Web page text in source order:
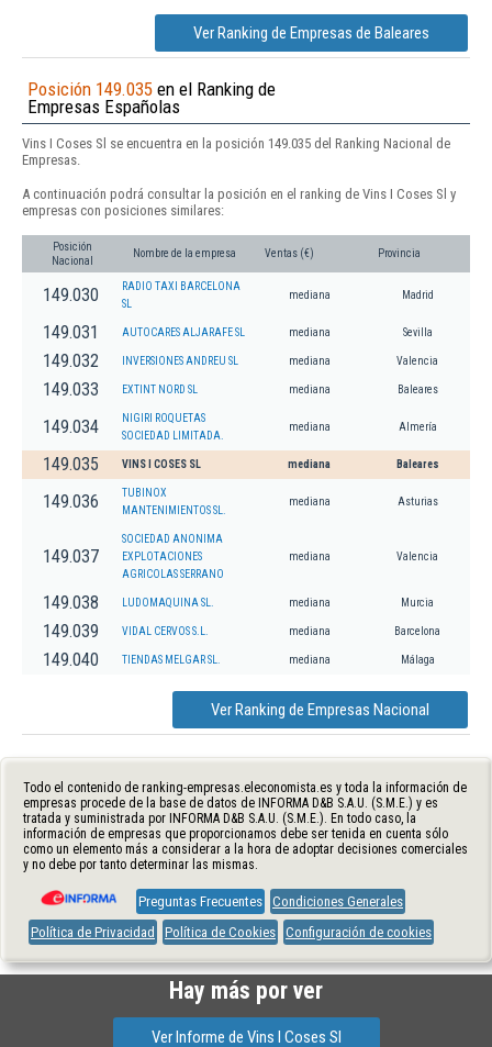
Ver Ranking de Empresas de Baleares
Posición 149.035 en el Ranking de
Empresas Españolas
Vins I Coses Sl se encuentra en la posición 149.035 del Ranking Nacional de
Empresas.
A continuación podrá consultar la posición en el ranking de Vins I Coses Sl y
empresas con posiciones similares:
Posición
Nacional
Nombre de la empresa Ventas (€) Provincia
149.030
RADIO TAXI BARCELONA
SL
mediana Madrid
149.031 AUTOCARES ALJARAFE SL mediana Sevilla
149.032 INVERSIONES ANDREU SL mediana Valencia
149.033 EXTINT NORD SL mediana Baleares
149.034
NIGIRI ROQUETAS
SOCIEDAD LIMITADA.
mediana Almería
149.035 VINS I COSES SL mediana Baleares
149.036
TUBINOX
MANTENIMIENTOS SL.
mediana Asturias
149.037
SOCIEDAD ANONIMA
EXPLOTACIONES
AGRICOLAS SERRANO
mediana Valencia
149.038 LUDOMAQUINA SL. mediana Murcia
149.039 VIDAL CERVOS S.L. mediana Barcelona
149.040 TIENDAS MELGAR SL. mediana Málaga
Ver Ranking de Empresas Nacional
Todo el contenido de ranking-empresas.eleconomista.es y toda la información de
empresas procede de la base de datos de INFORMA D&B S.A.U. (S.M.E.) y es
tratada y suministrada por INFORMA D&B S.A.U. (S.M.E.). En todo caso, la
información de empresas que proporcionamos debe ser tenida en cuenta sólo
como un elemento más a considerar a la hora de adoptar decisiones comerciales
y no debe por tanto determinar las mismas.
Preguntas Frecuentes Condiciones Generales
Política de Privacidad
Política de Cookies Configuración de cookies
Hay más por ver
Ver Informe de Vins I Coses Sl